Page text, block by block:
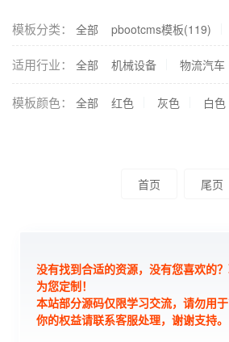
模板分类： 全部 pbootcms模板(119)
适用行业： 全部 机械设备 物流汽车
模板颜色： 全部 红色 灰色 白色
首页 尾页
没有找到合适的资源，没有您喜欢的
为您定制！
本站部分源码仅限学习交流，请勿用
你的权益请联系客服处理，谢谢支持。